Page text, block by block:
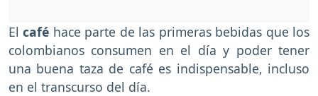
Elcafé hace parte de las primeras bebidas que los
colombianos consumen en el día y poder tener
una buena taza de café es indispensable, incluso
en el transcurso del día.